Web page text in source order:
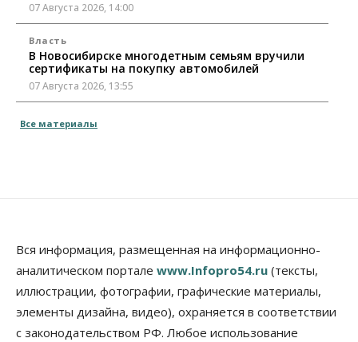
07 Августа 2026, 14:00
Власть
В Новосибирске многодетным семьям вручили
сертификаты на покупку автомобилей
07 Августа 2026, 13:55
Треть автовладельцев в Новосибирской области
07 Августа 2026, 12:35
Общество
Синоптики рассказали о погоде в Новосибирске
на выходных
07 Августа 2026, 12:00
Все материалы
Вся информация, размещенная на информационно-
аналитическом портале www.Infopro54.ru (тексты,
иллюстрации, фотографии, графические материалы,
элементы дизайна, видео), охраняется в соответствии
с законодательством РФ. Любое использование